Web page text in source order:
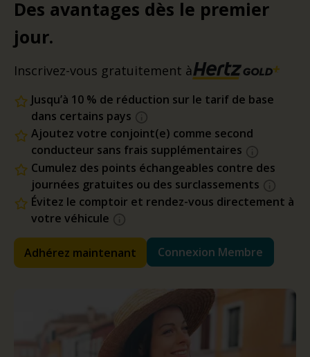
Des avantages dès le premier
jour.
Inscrivez-vous gratuitement à
Jusqu’à 10 % de réduction sur le tarif de base
dans certains pays
Ajoutez votre conjoint(e) comme second
conducteur sans frais supplémentaires
Cumulez des points échangeables contre des
journées gratuites ou des surclassements
Évitez le comptoir et rendez-vous directement à
votre véhicule
Adhérez maintenant Connexion Membre